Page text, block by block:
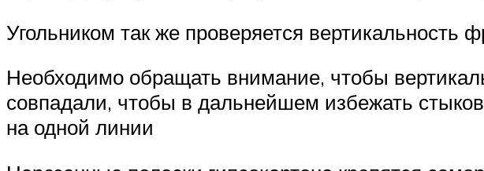
Угольником так же проверяется вертикальность
Необходимо обращать внимание, чтобы
совпадали, чтобы в дальнейшем избежать стыков
на одной линии